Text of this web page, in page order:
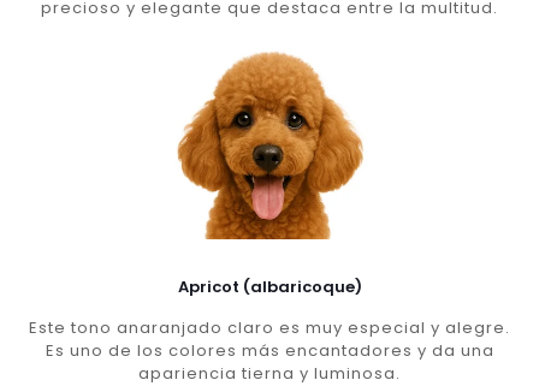
precioso y elegante que destaca entre la multitud.
Apricot (albaricoque)
Este tono anaranjado claro es muy especial y alegre.
Es uno de los colores más encantadores y da una
apariencia tierna y luminosa.